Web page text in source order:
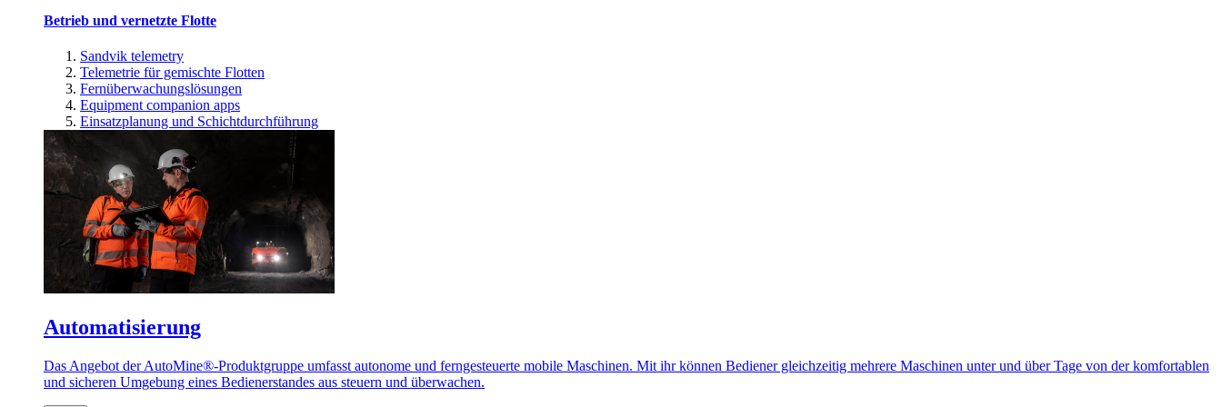
Betrieb und vernetzte Flotte
Sandvik telemetry
Telemetrie für gemischte Flotten
Fernüberwachungslösungen
Equipment companion apps
Einsatzplanung und Schichtdurchführung
Automatisierung
Das Angebot der AutoMine®-Produktgruppe umfasst autonome und ferngesteuerte mobile Maschinen. Mit ihr können Bediener gleichzeitig mehrere Maschinen unter und über Tage von der komfortablen
und sicheren Umgebung eines Bedienerstandes aus steuern und überwachen.